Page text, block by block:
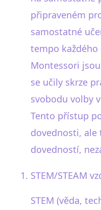
připraveném
samostatné
tempo
Montessori
se učily skrze
svobodu volby
Tento přístup
dovednosti, ale
dovedností,
STEM/STEAM
STEM (věda,